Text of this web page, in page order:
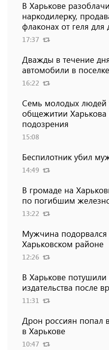
В Харькове
наркодилерку,
флаконах от геля для
17:37
Дважды в течение
автомобили в
16:22
Семь молодых людей
общежитии Харькова
подозрения
15:08
Беспилотник убил
14:49
В громаде на
по погибшим
13:22
Мужчина подорвался
Харьковском районе
12:26
В Харькове
издательства после
11:31
Дрон россиян попал
в Харькове
10:47